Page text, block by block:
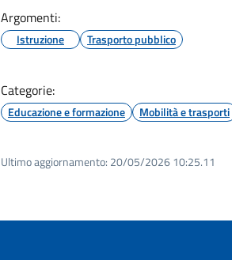
Argomenti:
Istruzione Trasporto pubblico
Categorie:
Educazione e formazione Mobilità e trasporti
Ultimo aggiornamento: 20/05/2026 10:25.11